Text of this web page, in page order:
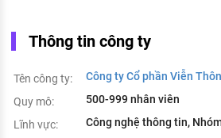
Thông tin công ty
Tên công ty:
Công ty Cổ phần Viễn
Quy mô:
500-999 nhân viên
Lĩnh vực:
Công nghệ thông tin,